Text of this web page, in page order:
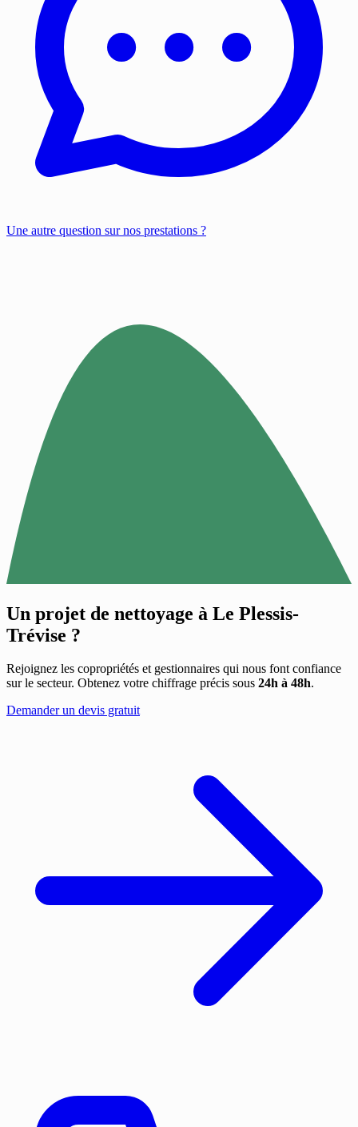
Une autre question sur nos prestations ?
Un projet de nettoyage à Le Plessis-
Trévise ?
Rejoignez les copropriétés et gestionnaires qui nous font confiance
sur le secteur. Obtenez votre chiffrage précis sous 24h à 48h.
Demander un devis gratuit